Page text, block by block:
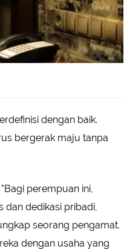
dengan baik.
bergerak maju tanpa
perempuan ini,
dan dedikasi pribadi,
seorang pengamat.
dengan usaha yang